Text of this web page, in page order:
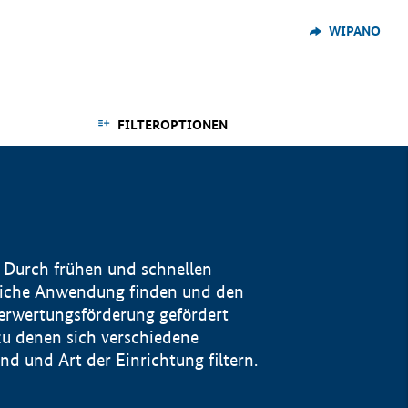
WIPANO
FILTEROPTIONEN
frühen und schnellen
Anwendung finden und den
gefördert
denen sich verschiedene
und Art der Einrichtung filtern.